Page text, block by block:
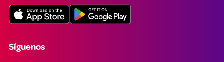
Síguenos